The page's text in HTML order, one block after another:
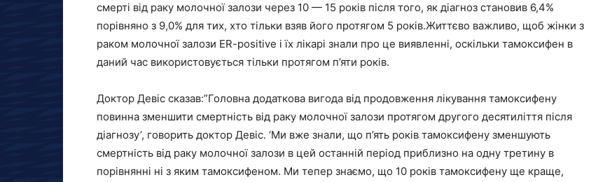
смерті від раку молочної залози через 10 — 15 років після того, як діагноз становив 6,4%
порівняно з 9,0% для тих, хто тільки взяв його протягом 5 років.Життєво важливо, щоб жінки з
раком молочної залози ER-positive і їх лікарі знали про це виявленні, оскільки тамоксифен в
даний час використовується тільки протягом п’яти років.
Доктор Девіс сказав:”Головна додаткова вигода від продовження лікування тамоксифену
повинна зменшити смертність від раку молочної залози протягом другого десятиліття після
діагнозу’, говорить доктор Девіс. ‘Ми вже знали, що п’ять років тамоксифену зменшують
смертність від раку молочної залози в цей останній період приблизно на одну третину в
порівнянні ні з яким тамоксифеном. Ми тепер знаємо, що 10 років тамоксифену ще краще,